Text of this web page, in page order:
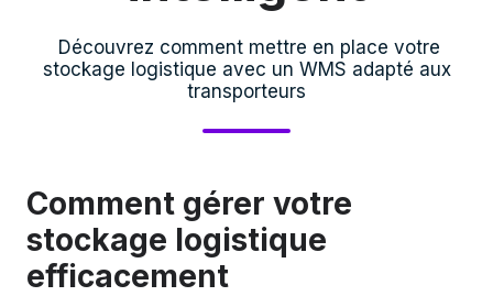
Découvrez comment mettre en place votre
stockage logistique avec un WMS adapté aux
transporteurs
Comment gérer votre
stockage logistique
efficacement